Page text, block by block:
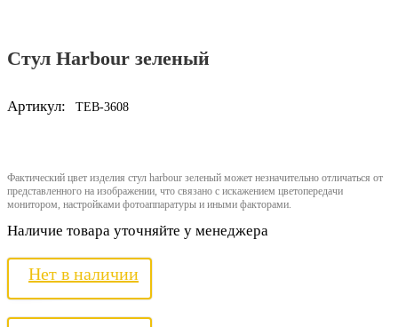
Стул Harbour зеленый
Артикул: TEB-3608
Фактический цвет изделия стул harbour зеленый может незначительно отличаться от
представленного на изображении, что связано с искажением цветопередачи
монитором, настройками фотоаппаратуры и иными факторами.
Наличие товара уточняйте у менеджера
Нет в наличии